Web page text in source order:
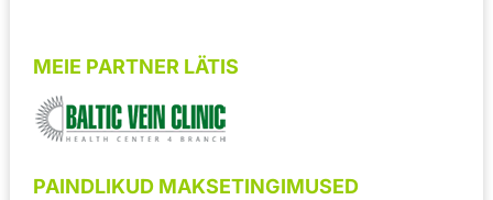
MEIE PARTNER LÄTIS
PAINDLIKUD MAKSETINGIMUSED